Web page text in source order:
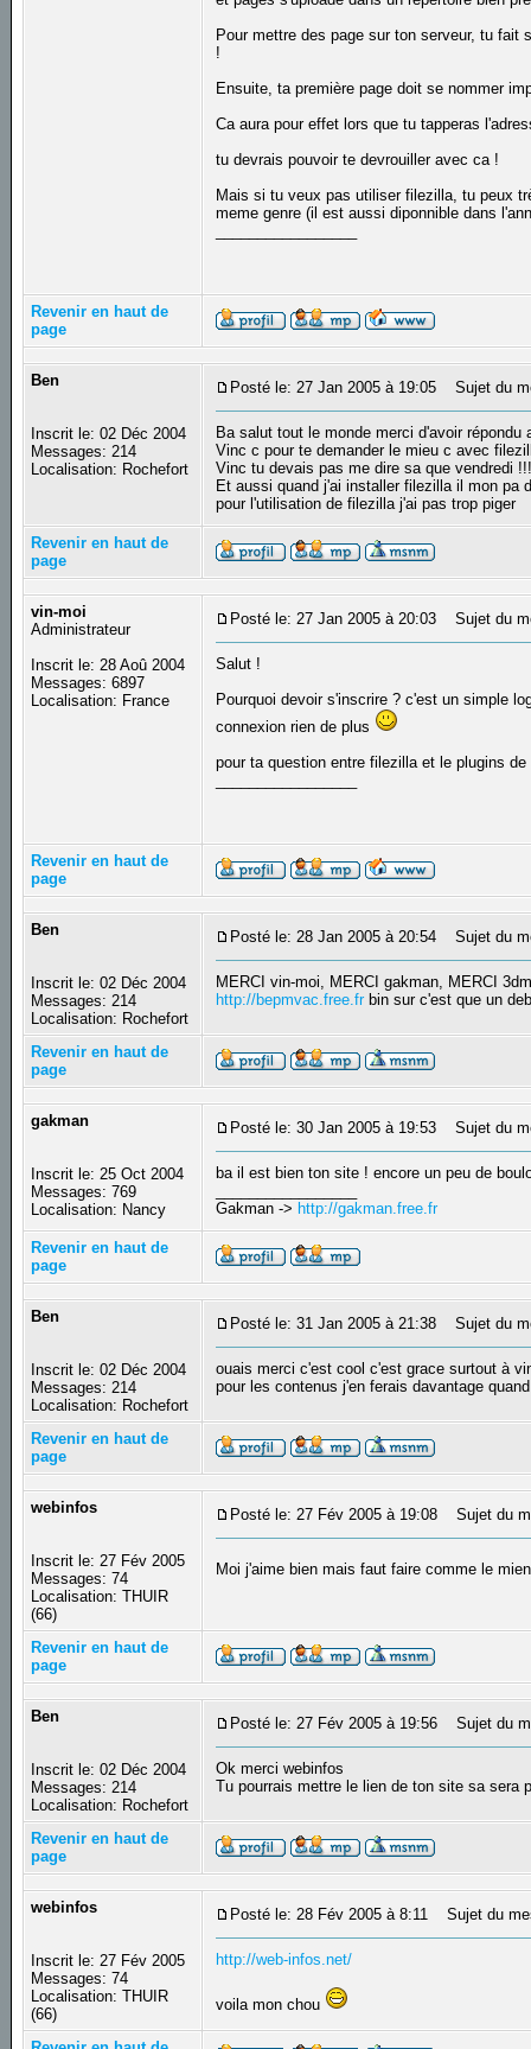
Pour mettre des page sur ton serveur, tu fait
!
Ensuite, ta première page doit se nommer
Ca aura pour effet lors que tu tapperas
tu devrais pouvoir te devrouiller avec ca !
Mais si tu veux pas utiliser filezilla, tu peux
meme genre (il est aussi diponnible dans
Revenir en haut de
page
Ben
Inscrit le: 02 Déc 2004
Messages: 214
Localisation: Rochefort
Posté le: 27 Jan 2005 à 19:05 Sujet du
Ba salut tout le monde merci d'avoir répondu
Vinc c pour te demander le mieu c avec
Vinc tu devais pas me dire sa que vendredi
Et aussi quand j'ai installer filezilla il mon pa
pour l'utilisation de filezilla j'ai pas trop piger
Revenir en haut de
page
vin-moi
Administrateur
Inscrit le: 28 Aoû 2004
Messages: 6897
Localisation: France
Posté le: 27 Jan 2005 à 20:03 Sujet du
Salut !
Pourquoi devoir s'inscrire ? c'est un simple
connexion rien de plus
pour ta question entre filezilla et le plugins
Revenir en haut de
page
Ben
Inscrit le: 02 Déc 2004
Messages: 214
Localisation: Rochefort
Posté le: 28 Jan 2005 à 20:54 Sujet du
MERCI vin-moi, MERCI gakman, MERCI
http://bepmvac.free.frbin sur c'est que un
Revenir en haut de
page
gakman
Inscrit le: 25 Oct 2004
Messages: 769
Localisation: Nancy
Posté le: 30 Jan 2005 à 19:53 Sujet du
ba il est bien ton site ! encore un peu de
Gakman -> http://gakman.free.fr
Revenir en haut de
page
Ben
Inscrit le: 02 Déc 2004
Messages: 214
Localisation: Rochefort
Posté le: 31 Jan 2005 à 21:38 Sujet du
ouais merci c'est cool c'est grace surtout à
pour les contenus j'en ferais davantage
Revenir en haut de
page
webinfos
Inscrit le: 27 Fév 2005
Messages: 74
Localisation: THUIR
(66)
Posté le: 27 Fév 2005 à 19:08 Sujet du
Moi j'aime bien mais faut faire comme le
Revenir en haut de
page
Ben
Inscrit le: 02 Déc 2004
Messages: 214
Localisation: Rochefort
Posté le: 27 Fév 2005 à 19:56 Sujet du
Ok merci webinfos
Tu pourrais mettre le lien de ton site sa sera
Revenir en haut de
page
webinfos
Inscrit le: 27 Fév 2005
Messages: 74
Localisation: THUIR
(66)
Posté le: 28 Fév 2005 à 8:11 Sujet du
http://web-infos.net/
voila mon chou